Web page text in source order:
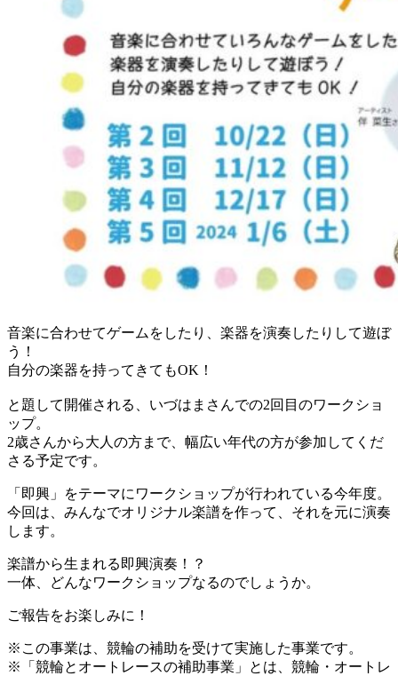
音楽に合わせてゲームをしたり、楽器を演奏したりして遊ぼ
う！
自分の楽器を持ってきてもOK！
と題して開催される、いづはまさんでの2回目のワークショ
ップ。
2歳さんから大人の方まで、幅広い年代の方が参加してくだ
さる予定です。
「即興」をテーマにワークショップが行われている今年度。
今回は、みんなでオリジナル楽譜を作って、それを元に演奏
します。
楽譜から生まれる即興演奏！？
一体、どんなワークショップなるのでしょうか。
ご報告をお楽しみに！
※この事業は、競輪の補助を受けて実施した事業です。
※「競輪とオートレースの補助事業」とは、競輪・オートレ